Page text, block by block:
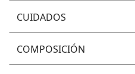
CUIDADOS
COMPOSICIÓN